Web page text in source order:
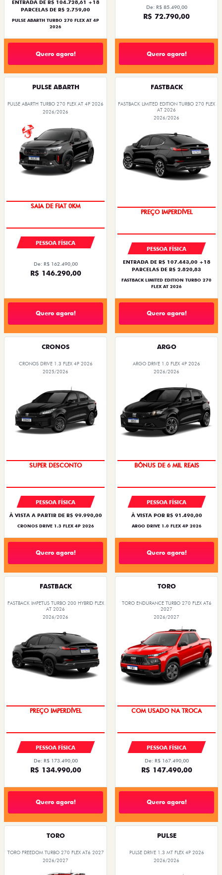
ENTRADA DE R$ 104.728,61 +18
PARCELAS DE R$ 2.759,00
PULSE ABARTH TURBO 270 FLEX AT 4P
2026
Quero agora!
De: R$ 85.490,00
R$ 72.790,00
Quero agora!
PULSE ABARTH
PULSE ABARTH TURBO 270 FLEX AT 4P 2026
2026/2026
SAIA DE FIAT 0KM
PESSOA FÍSICA
De: R$ 162.490,00
R$ 146.290,00
Quero agora!
FASTBACK
FASTBACK LIMITED EDITION TURBO 270 FLEX
AT 2026
2026/2026
PREÇO IMPERDÍVEL
PESSOA FÍSICA
ENTRADA DE R$ 107.443,00 +18
PARCELAS DE R$ 2.820,83
FASTBACK LIMITED EDITION TURBO 270
FLEX AT 2026
Quero agora!
CRONOS
CRONOS DRIVE 1.3 FLEX 4P 2026
2025/2026
SUPER DESCONTO
PESSOA FÍSICA
À VISTA A PARTIR DE R$ 99.990,00
CRONOS DRIVE 1.3 FLEX 4P 2026
Quero agora!
ARGO
ARGO DRIVE 1.0 FLEX 4P 2026
2026/2026
BÔNUS DE 6 MIL REAIS
PESSOA FÍSICA
À VISTA POR R$ 91.490,00
ARGO DRIVE 1.0 FLEX 4P 2026
Quero agora!
FASTBACK
FASTBACK IMPETUS TURBO 200 HYBRID FLEX
AT 2026
2026/2026
PREÇO IMPERDÍVEL
PESSOA FÍSICA
De: R$ 173.490,00
R$ 134.990,00
Quero agora!
TORO
TORO ENDURANCE TURBO 270 FLEX AT6
2027
2026/2027
COM USADO NA TROCA
PESSOA FÍSICA
De: R$ 167.490,00
R$ 147.490,00
Quero agora!
TORO
TORO FREEDOM TURBO 270 FLEX AT6 2027
2026/2027
PULSE
PULSE DRIVE 1.3 MT FLEX 4P 2026
2026/2026